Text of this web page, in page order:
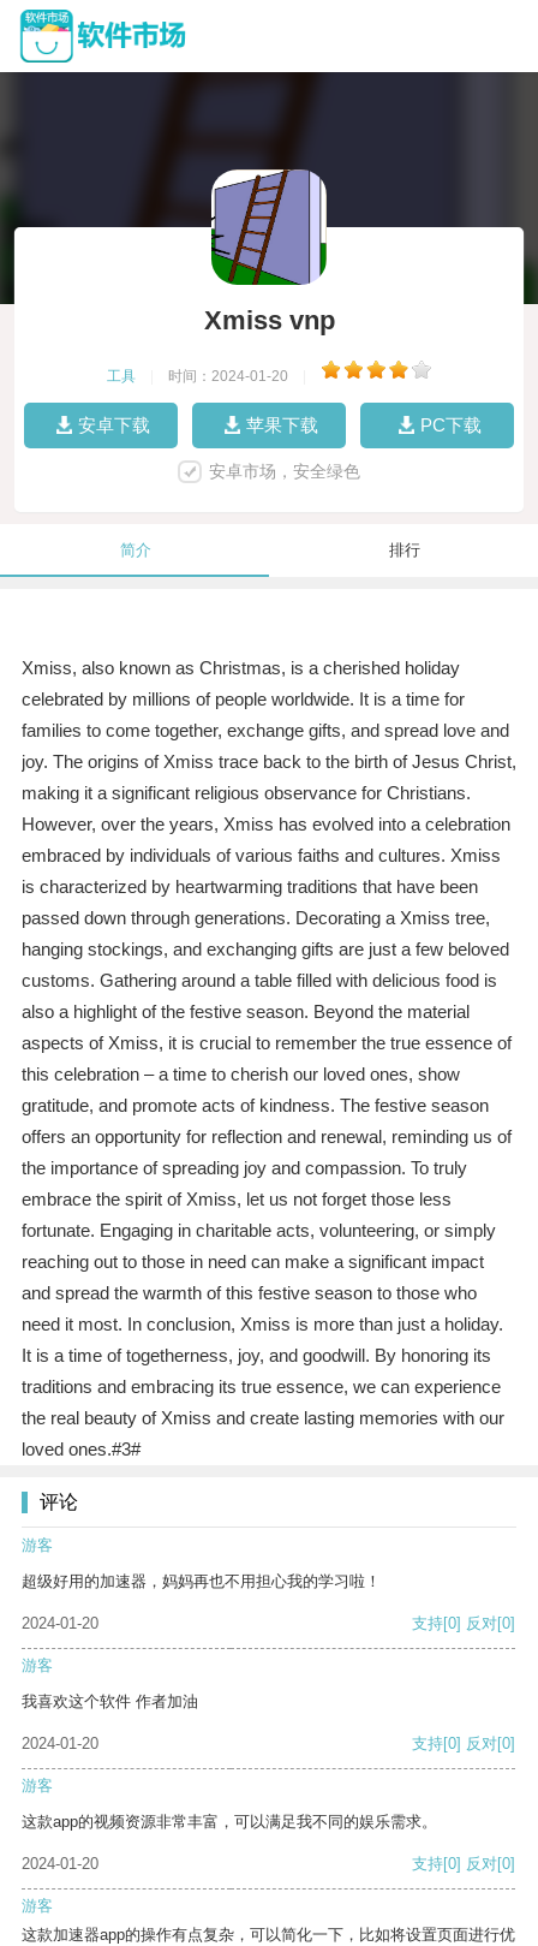
Xmiss vnp
工具 时间：2024-01-20
安卓下载 苹果下载 PC下载
安卓市场，安全绿色
简介 排行
Xmiss, also known as Christmas, is a cherished holiday
celebrated by millions of people worldwide. It is a time for
families to come together, exchange gifts, and spread love and
joy. The origins of Xmiss trace back to the birth of Jesus Christ,
making it a significant religious observance for Christians.
However, over the years, Xmiss has evolved into a celebration
embraced by individuals of various faiths and cultures. Xmiss
is characterized by heartwarming traditions that have been
passed down through generations. Decorating a Xmiss tree,
hanging stockings, and exchanging gifts are just a few beloved
customs. Gathering around a table filled with delicious food is
also a highlight of the festive season. Beyond the material
aspects of Xmiss, it is crucial to remember the true essence of
this celebration – a time to cherish our loved ones, show
gratitude, and promote acts of kindness. The festive season
offers an opportunity for reflection and renewal, reminding us of
the importance of spreading joy and compassion. To truly
embrace the spirit of Xmiss, let us not forget those less
fortunate. Engaging in charitable acts, volunteering, or simply
reaching out to those in need can make a significant impact
and spread the warmth of this festive season to those who
need it most. In conclusion, Xmiss is more than just a holiday.
It is a time of togetherness, joy, and goodwill. By honoring its
traditions and embracing its true essence, we can experience
the real beauty of Xmiss and create lasting memories with our
loved ones.#3#
评论
游客
超级好用的加速器，妈妈再也不用担心我的学习啦！
2024-01-20 支持[0] 反对[0]
游客
我喜欢这个软件 作者加油
2024-01-20 支持[0] 反对[0]
游客
这款app的视频资源非常丰富，可以满足我不同的娱乐需求。
2024-01-20 支持[0] 反对[0]
游客
这款加速器app的操作有点复杂，可以简化一下，比如将设置页面进行优